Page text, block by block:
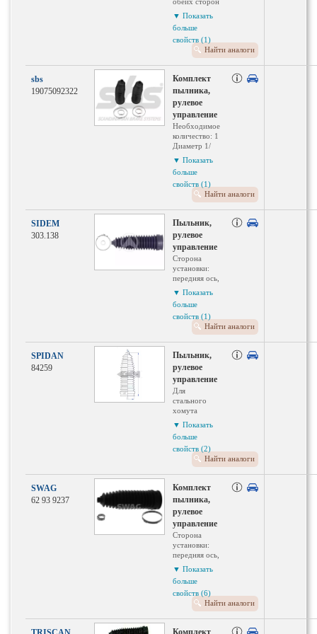
Внутренний
диаметр 2
(мм): 16
Высота: 220
Внутренний
1(мм): 60
▼ Показать
больше
свойств (1)
Найти аналоги
sbs
19075092322
Комплект
пылника,
рулевое
управление
Необходимое
количество: 1
Диаметр 1/
диаметр 2:
12/55 мм
Длина: 200
мм
Материал:
термопласт
▼ Показать
больше
свойств (1)
Найти аналоги
SIDEM
303.138
Пыльник,
рулевое
управление
Сторона
установки:
передняя ось,
двусторонне
Диаметр 1:
12 мм
Общая длина:
200 мм
Диаметр 2
▼ Показать
больше
свойств (1)
Найти аналоги
SPIDAN
84259
Пыльник,
рулевое
управление
Для
стального
хомута
Внутренний
диаметр
1(мм): 12
Высота: 200
Внутренний
(мм): 55
Материал:
термопласт
▼ Показать
больше
свойств (2)
Найти аналоги
SWAG
62 93 9237
Комплект
пылника,
рулевое
управление
Сторона
установки:
передняя ось,
двусторонне
С зажимами
Вес: 0.07 кг
Необходимое
количество: 2
Внутренний
▼ Показать
больше
свойств (6)
Найти аналоги
Комплект